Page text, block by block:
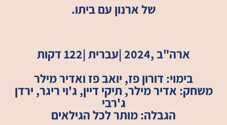
של ארנון עם ביתו.
ארה"ב ,2024 |עברית |122 דקות
בימוי: דורון פז, יואב פז ואדיר מילר
משחק: אדיר מילר, תיקי דיין, ג'וי ריגר, ירדן
ג'רבי
הגבלה: מותר לכל הגילאים